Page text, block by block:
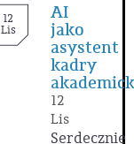
12
Lis
AI
jako
asystent
kadry
12
Lis
Serdecznie